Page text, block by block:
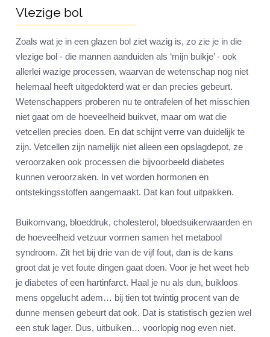
Vlezige bol
Zoals wat je in een glazen bol ziet wazig is, zo zie je in die
vlezige bol - die mannen aanduiden als ‘mijn buikje’ - ook
allerlei wazige processen, waarvan de wetenschap nog niet
helemaal heeft uitgedokterd wat er dan precies gebeurt.
Wetenschappers proberen nu te ontrafelen of het misschien
niet gaat om de hoeveelheid buikvet, maar om wat die
vetcellen precies doen. En dat schijnt verre van duidelijk te
zijn. Vetcellen zijn namelijk niet alleen een opslagdepot, ze
veroorzaken ook processen die bijvoorbeeld diabetes
kunnen veroorzaken. In vet worden hormonen en
ontstekingsstoffen aangemaakt. Dat kan fout uitpakken.
Buikomvang, bloeddruk, cholesterol, bloedsuikerwaarden en
de hoeveelheid vetzuur vormen samen het metabool
syndroom. Zit het bij drie van de vijf fout, dan is de kans
groot dat je vet foute dingen gaat doen. Voor je het weet heb
je diabetes of een hartinfarct. Haal je nu als dun, buikloos
mens opgelucht adem… bij tien tot twintig procent van de
dunne mensen gebeurt dat ook. Dat is statistisch gezien wel
een stuk lager. Dus, uitbuiken… voorlopig nog even niet.